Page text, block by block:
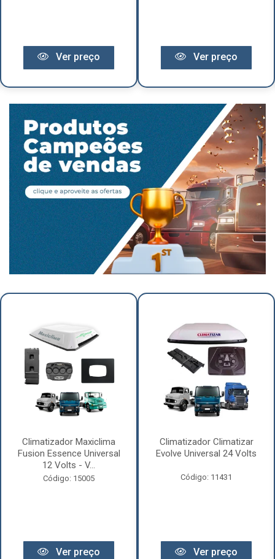
Ver preço Ver preço
Climatizador Maxiclima
Fusion Essence Universal
12 Volts - V...
Código: 15005
Ver preço
Climatizador Climatizar
Evolve Universal 24 Volts
Código: 11431
Ver preço